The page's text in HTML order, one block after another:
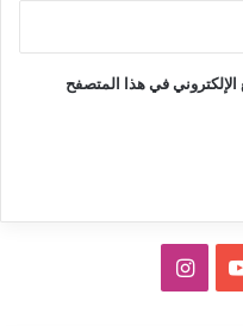
في هذا المتصفح
‫YouTubeانستقرام